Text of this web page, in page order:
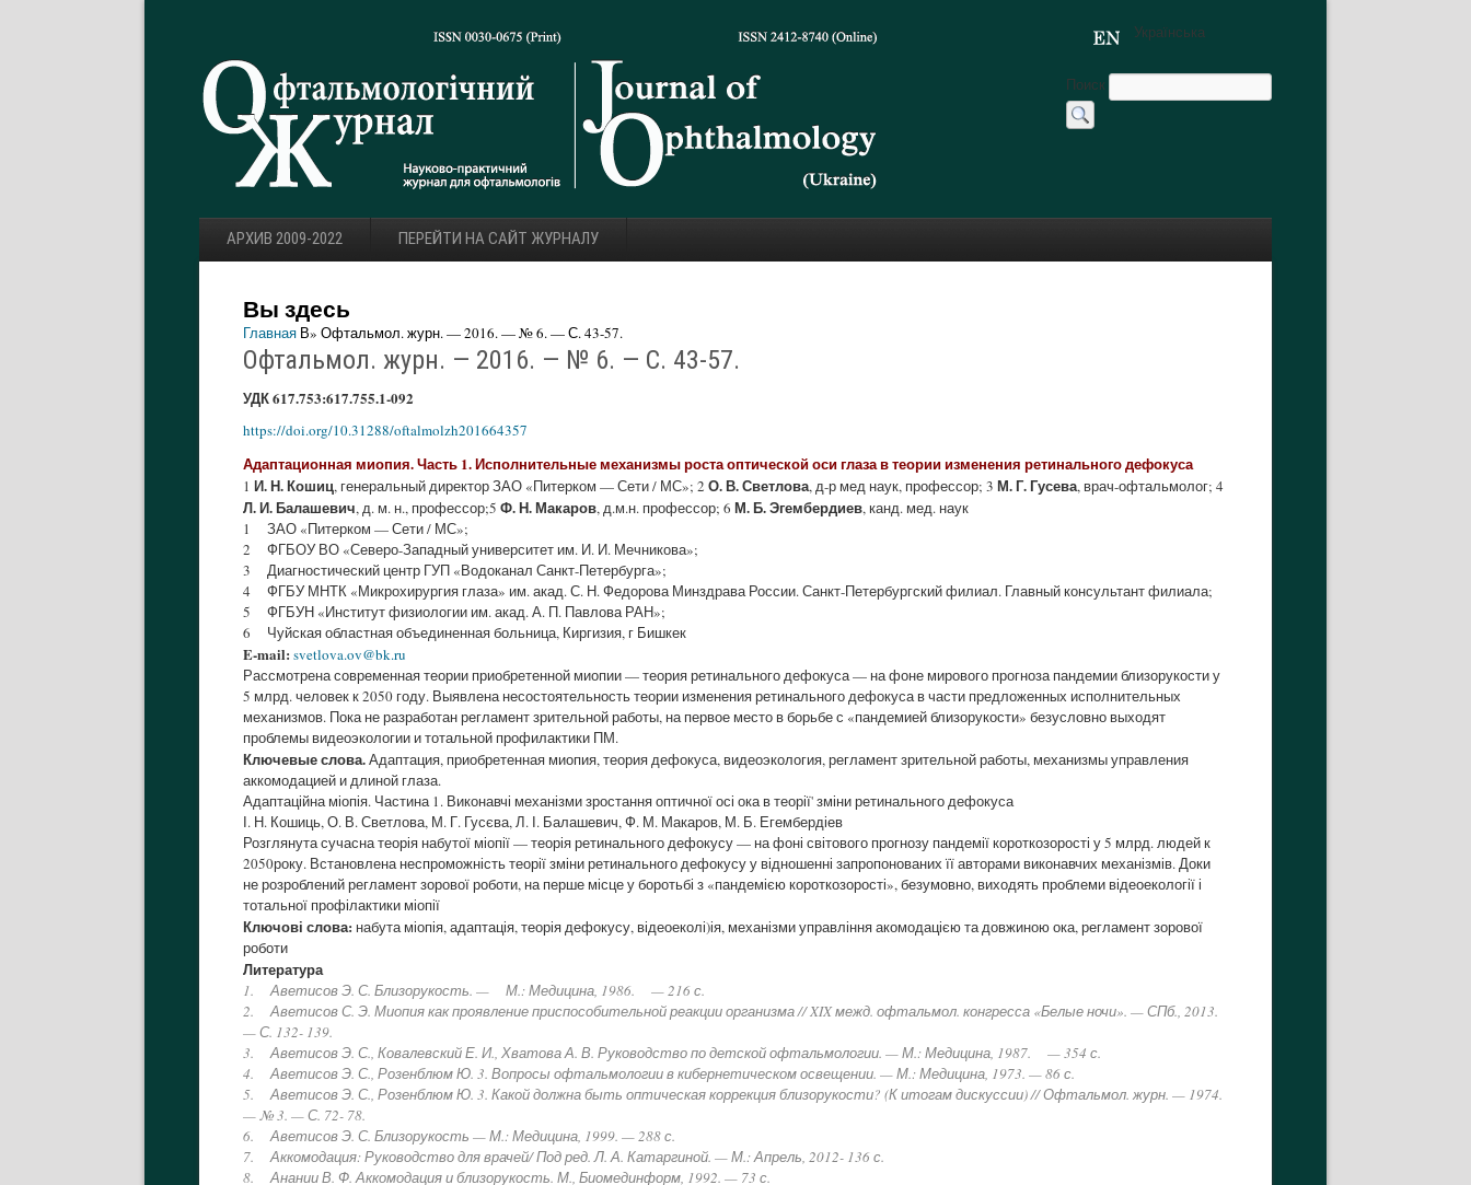
Українська
Поиск
АРХИВ 2009-2022 ПЕРЕЙТИ НА САЙТ ЖУРНАЛУ
Вы здесь
Главная В» Офтальмол. журн. — 2016. — № 6. — С. 43-57.
Офтальмол. журн. — 2016. — № 6. — С. 43-57.
УДК 617.753:617.755.1-092
https://doi.org/10.31288/oftalmolzh201664357
Адаптационная миопия. Часть 1. Исполнительные механизмы роста оптической оси глаза в теории изменения ретинального дефокуса
1 И. Н. Кошиц, генеральный директор ЗАО «Питерком — Сети / МС»; 2 О. В. Светлова, д-р мед наук, профессор; 3 М. Г. Гусева, врач-офтальмолог; 4
Л. И. Балашевич, д. м. н., профессор;5 Ф. Н. Макаров, д.м.н. профессор; 6 М. Б. Эгембердиев, канд. мед. наук
1 ЗАО «Питерком — Сети / МС»;
2 ФГБОУ ВО «Северо-Западный университет им. И. И. Мечникова»;
3 Диагностический центр ГУП «Водоканал Санкт-Петербурга»;
4 ФГБУ МНТК «Микрохирургия глаза» им. акад. С. Н. Федорова Минздрава России. Санкт-Петербургский филиал. Главный консультант филиала;
5 ФГБУН «Институт физиологии им. акад. А. П. Павлова РАН»;
6 Чуйская областная объединенная больница, Киргизия, г Бишкек
E-mail: svetlova.ov@bk.ru
Рассмотрена современная теории приобретенной миопии — теория ретинального дефокуса — на фоне мирового прогноза пандемии близорукости у
5 млрд. человек к 2050 году. Выявлена несостоятельность теории изменения ретинального дефокуса в части предложенных исполнительных
механизмов. Пока не разработан регламент зрительной работы, на первое место в борьбе с «пандемией близорукости» безусловно выходят
проблемы видеоэкологии и тотальной профилактики ПМ.
Ключевые слова.Адаптация, приобретенная миопия, теория дефокуса, видеоэкология, регламент зрительной работы, механизмы управления
аккомодацией и длиной глаза.
Адаптаційна міопія. Частина 1. Виконавчі механізми зростання оптичної осі ока в теорії' зміни ретинального дефокуса
І. Н. Кошиць, О. В. Светлова, М. Г. Гусєва, Л. І. Балашевич, Ф. М. Макаров, М. Б. Егембердіев
Розглянута сучасна теорія набутої міопії — теорія ретинального дефокусу — на фоні світового прогнозу пандемії короткозорості у 5 млрд. людей к
2050року. Встановлена неспроможність теорії зміни ретинального дефокусу у відношенні запропонованих її авторами виконавчих механізмів. Доки
не розроблений регламент зорової роботи, на перше місце у боротьбі з «пандемією короткозорості», безумовно, виходять проблеми відеоекології і
тотальної профілактики міопії
Ключові слова: набута міопія, адаптація, теорія дефокусу, відеоеколі)ія, механізми управління акомодацією та довжиною ока, регламент зорової
роботи
Литература
1. Аветисов Э. С. Близорукость. — М.: Медицина, 1986. — 216 с.
2. Аветисов С. Э. Миопия как проявление приспособительной реакции организма // XIX межд. офтальмол. конгресса «Белые ночи». — СПб., 2013.
— С. 132- 139.
3. Аветисов Э. С., Ковалевский Е. И., Хватова А. В. Руководство по детской офтальмологии. — М.: Медицина, 1987. — 354 с.
4. Аветисов Э. С., Розенблюм Ю. 3. Вопросы офтальмологии в кибернетическом освещении. — М.: Медицина, 1973. — 86 с.
5. Аветисов Э. С., Розенблюм Ю. 3. Какой должна быть оптическая коррекция близорукости? (К итогам дискуссии) // Офтальмол. журн. — 1974.
— № 3. — С. 72- 78.
6. Аветисов Э. С. Близорукость — М.: Медицина, 1999. — 288 с.
7. Аккомодация: Руководство для врачей/ Под ред. Л. А. Катаргиной. — М.: Апрель, 2012- 136 с.
8. Анании В. Ф. Аккомодация и близорукость. М., Биомединформ, 1992. — 73 с.